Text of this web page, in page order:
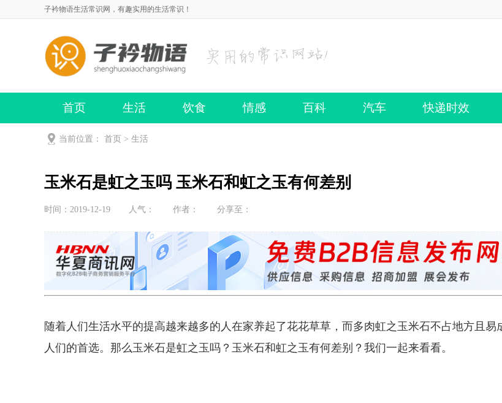
子衿物语生活常识网，有趣实用的生活常识！
首页 生活 饮食 情感 百科 汽车 快递时效
当前位置： 首页 > 生活
玉米石是虹之玉吗 玉米石和虹之玉有何差别
时间：2019-12-19 人气： 作者： 分享至：
随着人们生活水平的提高越来越多的人在家养起了花花草草，而多肉虹之玉米石不占地方且易
人们的首选。那么玉米石是虹之玉吗？玉米石和虹之玉有何差别？我们一起来看看。